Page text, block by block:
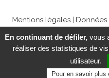
Mentions légales
En continuant de défiler, vous
réaliser des statistiques de
utilisateur.
Pour en savoir plus